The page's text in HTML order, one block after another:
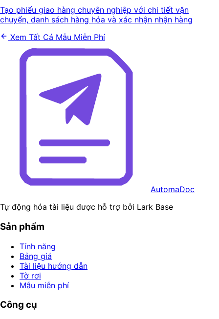
Tạo phiếu giao hàng chuyên nghiệp với chi tiết vận
chuyển, danh sách hàng hóa và xác nhận nhận hàng
Xem Tất Cả Mẫu Miễn Phí
AutomaDoc
Tự động hóa tài liệu được hỗ trợ bởi Lark Base
Sản phẩm
Tính năng
Bảng giá
Tài liệu hướng dẫn
Tờ rơi
Mẫu miễn phí
Công cụ